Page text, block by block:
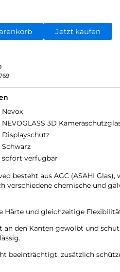
Jetzt kaufen
Nevox
NEVOGLASS 3D
Displayschutz
Schwarz
sofort verfügbar
besteht aus AGC (ASAHI Glas),
verschiedene chemische und
Härte und gleichzeitige
an den Kanten gewölbt und
beeinträchtigt, zusätzlich
Zwischenräumen.